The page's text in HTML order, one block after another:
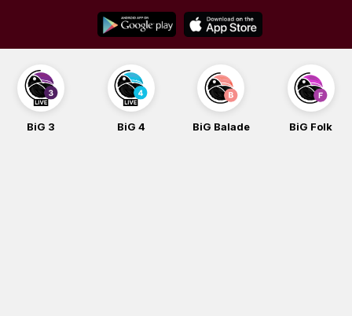
content
BiG 3 BiG 4 BiG Balade BiG Folk